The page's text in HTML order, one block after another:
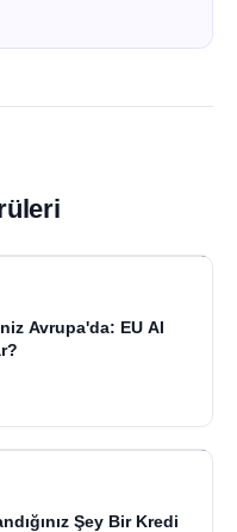
Avrupa'da: EU AI
Şey Bir Kredi